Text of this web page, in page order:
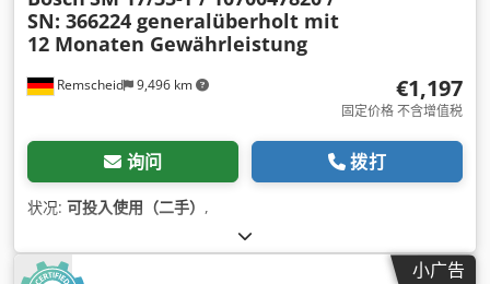
Remscheid 9,496 km
SN: 366224 generalüberholt mit
12 Monaten Gewährleistung
€1,197
固定价格 不含增值税
询问 拨打
状况: 可投入使用（二手） ,
小广告